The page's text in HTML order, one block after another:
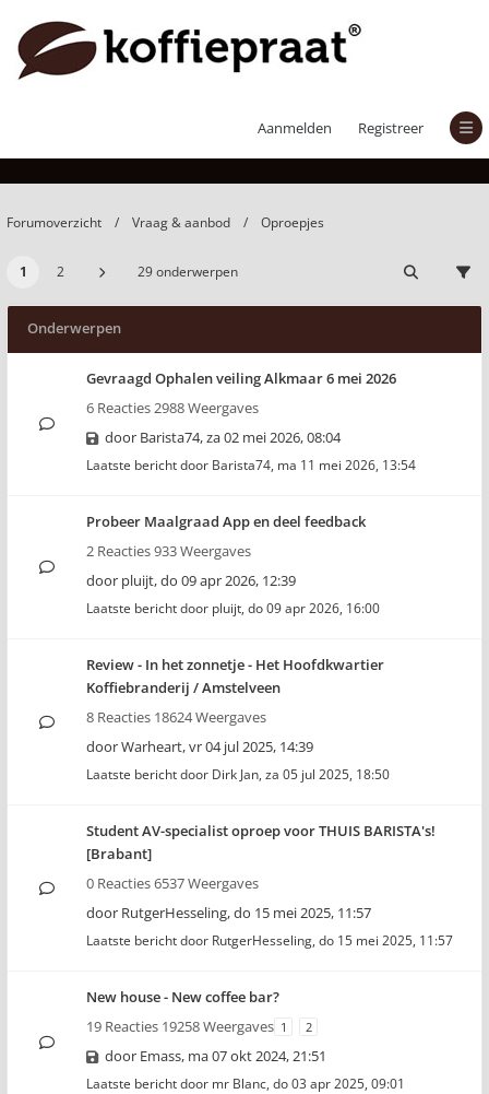
Aanmelden Registreer
Forumoverzicht Vraag & aanbod Oproepjes
1 2 29 onderwerpen
Onderwerpen
Gevraagd Ophalen veiling Alkmaar 6 mei 2026
6 Reacties 2988 Weergaves
door Barista74,za 02 mei 2026, 08:04
Laatste bericht door Barista74, ma 11 mei 2026, 13:54
Probeer Maalgraad App en deel feedback
2 Reacties 933 Weergaves
door pluijt,do 09 apr 2026, 12:39
Laatste bericht door pluijt, do 09 apr 2026, 16:00
Review - In het zonnetje - Het Hoofdkwartier
Koffiebranderij / Amstelveen
8 Reacties 18624 Weergaves
doorWarheart,vr 04 jul 2025, 14:39
Laatste bericht door Dirk Jan, za 05 jul 2025, 18:50
Student AV-specialist oproep voor THUIS BARISTA's!
[Brabant]
0 Reacties 6537 Weergaves
door RutgerHesseling,do 15 mei 2025, 11:57
Laatste bericht door RutgerHesseling, do 15 mei 2025, 11:57
New house - New coffee bar?
19 Reacties 19258 Weergaves 1 2
door Emass, ma 07 okt 2024, 21:51
Laatste bericht door mr Blanc, do 03 apr 2025, 09:01